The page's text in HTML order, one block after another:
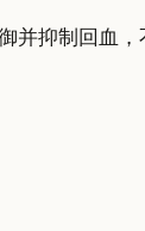
并抑制回血，